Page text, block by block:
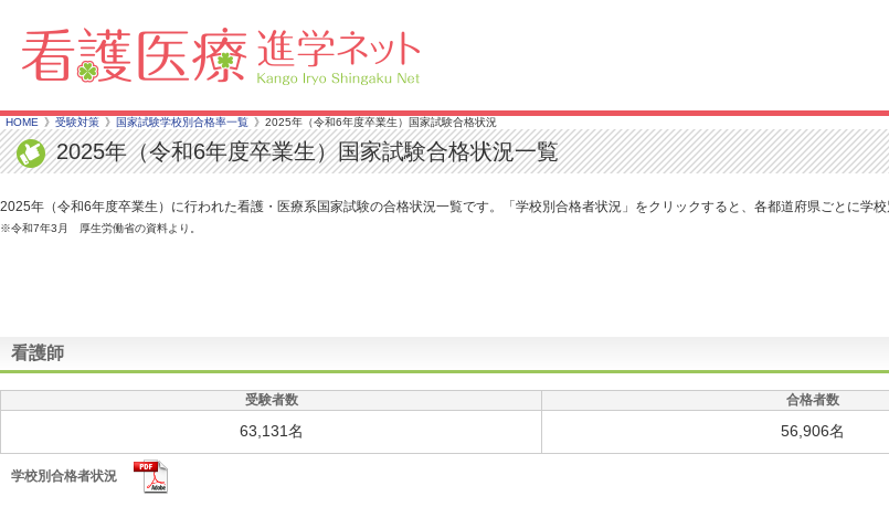
HOME 受験対策 国家試験学校別合格率一覧 2025年（令和6年度卒業生）国家試験合格状況
2025年（令和6年度卒業生）国家試験合格状況一覧
2025年（令和6年度卒業生）に行われた看護・医療系国家試験の合格状況一覧です。「学校別合格者状況」をクリックすると、各都道府県ごとに学
※令和7年3月 厚生労働省の資料より。
看護師
受験者数 合格者数
63,131名 56,906名
学校別合格者状況